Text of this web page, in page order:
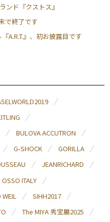
ンド『クストス』
で終了です
A.R.T.』、初お披露目です
BULOVA ACCUTRON
G-SHOCK
GORILLA
JEANRICHARD
OSSO ITALY
SIHH2017
The MIYA 秀宝展2025